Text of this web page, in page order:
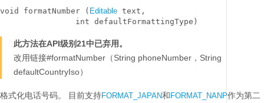
void formatNumber ( Editable text,
                int defaultFormattingType)
此方法在API级别21中已弃用。
改用链接#formatNumber（String phoneNumber，String
defaultCountryIso）
格式化电话号码。 目前支持FORMAT_JAPAN和 FORMAT_NANP作为第二